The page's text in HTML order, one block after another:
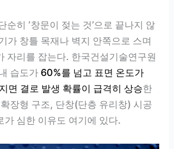
순히 ‘창문이 젖는 것’으로 끝나지 않
가 창틀 목재나 벽지 안쪽으로 스며
자리를 잡는다. 한국건설기술연구원
습도가 60%를 넘고 표면 온도가
면 결로 발생 확률이 급격히 상승한
장형 구조, 단창(단층 유리창) 시공
가 심한 이유도 여기에 있다.